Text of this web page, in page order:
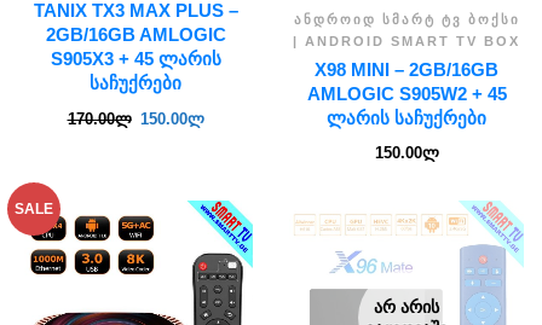
TANIX TX3 MAX PLUS –
2GB/16GB AMLOGIC
S905X3 + 45 ᲚᲐᲠᲘᲡ
ᲡᲐᲩᲣᲥᲠᲔᲑᲘ
170.00ლ 150.00ლ
ᲐᲜᲓᲠᲝᲘᲓ ᲡᲛᲐᲠᲢ ᲢᲕ ᲑᲝᲥᲡᲘ
| ANDROID SMART TV BOX
X98 MINI – 2GB/16GB
AMLOGIC S905W2 + 45
ᲚᲐᲠᲘᲡ ᲡᲐᲩᲣᲥᲠᲔᲑᲘ
150.00ლ
SALE
ᲐᲠ ᲐᲠᲘᲡ